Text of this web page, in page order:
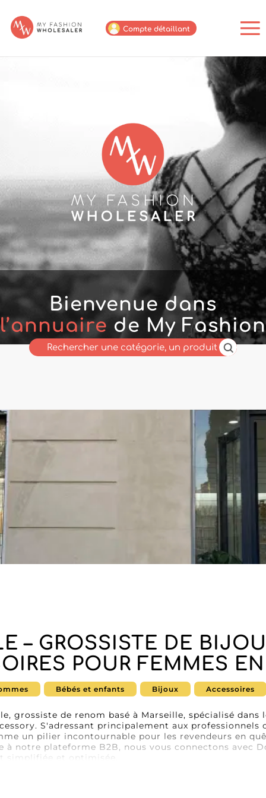
Compte détaillant
Bienvenue dans
l’annuaire de My Fashion
Wholesaler
– GROSSISTE DE
POUR FEMMES
Bébés et enfants Bijoux Accessoires
grossiste de renom basé à Marseille, spécialisé
S'adressant principalement aux
un pilier incontournable pour les revendeurs en
à notre plateforme B2B, nous vous connectons avec
simplifiée et optimisée.